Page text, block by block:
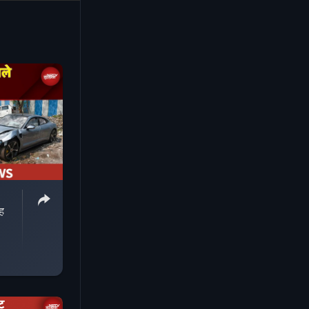
में धुत्त